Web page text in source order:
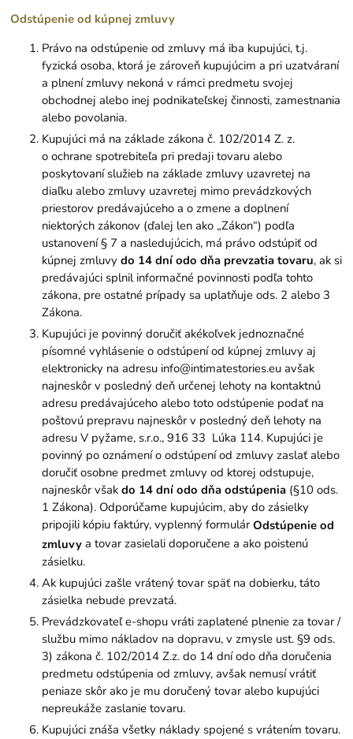
Odstúpenie od kúpnej zmluvy
Právo na odstúpenie od zmluvy má iba kupujúci, t.j.
fyzická osoba, ktorá je zároveň kupujúcim a pri uzatváraní
a plnení zmluvy nekoná v rámci predmetu svojej
obchodnej alebo inej podnikateľskej činnosti, zamestnania
alebo povolania.
Kupujúci má na základe zákona č. 102/2014 Z. z.
o ochrane spotrebiteľa pri predaji tovaru alebo
poskytovaní služieb na základe zmluvy uzavretej na
diaľku alebo zmluvy uzavretej mimo prevádzkových
priestorov predávajúceho a o zmene a doplnení
niektorých zákonov (ďalej len ako „Zákon“) podľa
ustanovení § 7 a nasledujúcich, má právo odstúpiť od
kúpnej zmluvydo 14 dní odo dňa prevzatia tovaru, ak si
predávajúci splnil informačné povinnosti podľa tohto
zákona, pre ostatné prípady sa uplatňuje ods. 2 alebo 3
Zákona.
Kupujúci je povinný doručiť akékoľvek jednoznačné
písomné vyhlásenie o odstúpení od kúpnej zmluvy aj
elektronicky na adresu info@intimatestories.eu avšak
najneskôr v posledný deň určenej lehoty na kontaktnú
adresu predávajúceho alebo toto odstúpenie podať na
poštovú prepravu najneskôr v posledný deň lehoty na
adresu V pyžame, s.r.o., 916 33 Lúka 114. Kupujúci je
povinný po oznámení o odstúpení od zmluvy zaslať alebo
doručiť osobne predmet zmluvy od ktorej odstupuje,
najneskôr všakdo 14 dní odo dňa odstúpenia (§10 ods.
1 Zákona). Odporúčame kupujúcim, aby do zásielky
pripojili kópiu faktúry, vyplenný formulárOdstúpenie od
zmluvy a tovar zasielali doporučene a ako poistenú
zásielku.
Ak kupujúci zašle vrátený tovar späť na dobierku, táto
zásielka nebude prevzatá.
Prevádzkovateľ e-shopu vráti zaplatené plnenie za tovar /
službu mimo nákladov na dopravu, v zmysle ust. §9 ods.
3) zákona č. 102/2014 Z.z. do 14 dní odo dňa doručenia
predmetu odstúpenia od zmluvy, avšak nemusí vrátiť
peniaze skôr ako je mu doručený tovar alebo kupujúci
nepreukáže zaslanie tovaru.
Kupujúci znáša všetky náklady spojené s vrátením tovaru.